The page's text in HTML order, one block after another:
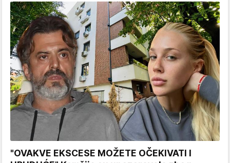
"OVAKVE EKSCESE MOŽETE OČEKIVATI I